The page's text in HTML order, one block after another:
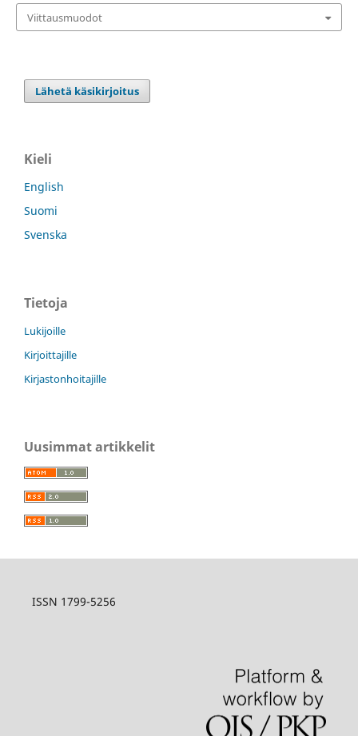
Viittausmuodot
Lähetä käsikirjoitus
Kieli
English
Suomi
Svenska
Tietoja
Lukijoille
Kirjoittajille
Kirjastonhoitajille
Uusimmat artikkelit
ISSN 1799-5256